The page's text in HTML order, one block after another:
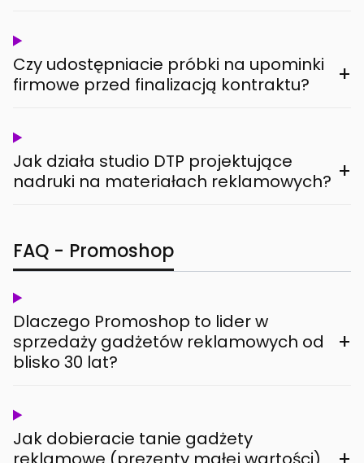
Czy udostępniacie próbki na upominki
firmowe przed finalizacją kontraktu?
+
Jak działa studio DTP projektujące
nadruki na materiałach reklamowych? +
FAQ - Promoshop
Dlaczego Promoshop to lider w
sprzedaży gadżetów reklamowych od
blisko 30 lat?
+
Jak dobieracie tanie gadżety